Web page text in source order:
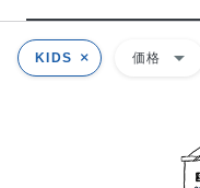
KIDS 価格 arrow_drop_down